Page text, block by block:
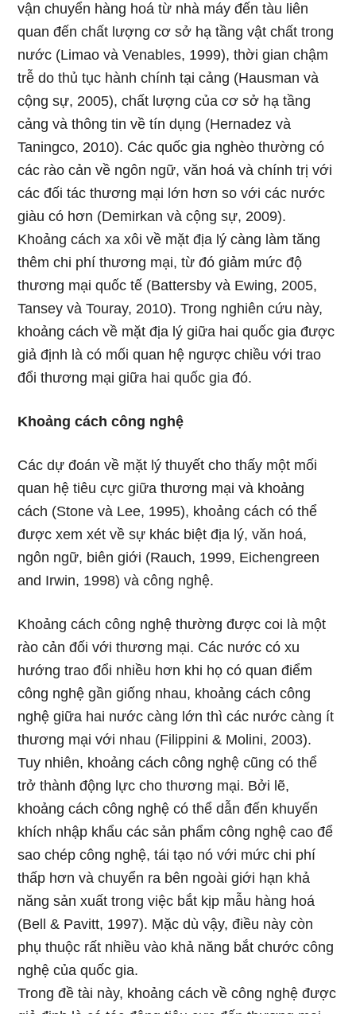
vận chuyển hàng hoá từ nhà máy đến tàu liên
quan đến chất lượng cơ sở hạ tầng vật chất trong
nước (Limao và Venables, 1999), thời gian chậm
trễ do thủ tục hành chính tại cảng (Hausman và
cộng sự, 2005), chất lượng của cơ sở hạ tầng
cảng và thông tin về tín dụng (Hernadez và
Taningco, 2010). Các quốc gia nghèo thường có
các rào cản về ngôn ngữ, văn hoá và chính trị với
các đối tác thương mại lớn hơn so với các nước
giàu có hơn (Demirkan và cộng sự, 2009).
Khoảng cách xa xôi về mặt địa lý càng làm tăng
thêm chi phí thương mại, từ đó giảm mức độ
thương mại quốc tế (Battersby và Ewing, 2005,
Tansey và Touray, 2010). Trong nghiên cứu này,
khoảng cách về mặt địa lý giữa hai quốc gia được
giả định là có mối quan hệ ngược chiều với trao
đổi thương mại giữa hai quốc gia đó.
Khoảng cách công nghệ
Các dự đoán về mặt lý thuyết cho thấy một mối
quan hệ tiêu cực giữa thương mại và khoảng
cách (Stone và Lee, 1995), khoảng cách có thể
được xem xét về sự khác biệt địa lý, văn hoá,
ngôn ngữ, biên giới (Rauch, 1999, Eichengreen
and Irwin, 1998) và công nghệ.
Khoảng cách công nghệ thường được coi là một
rào cản đối với thương mại. Các nước có xu
hướng trao đổi nhiều hơn khi họ có quan điểm
công nghệ gần giống nhau, khoảng cách công
nghệ giữa hai nước càng lớn thì các nước càng ít
thương mại với nhau (Filippini & Molini, 2003).
Tuy nhiên, khoảng cách công nghệ cũng có thể
trở thành động lực cho thương mại. Bởi lẽ,
khoảng cách công nghệ có thể dẫn đến khuyến
khích nhập khẩu các sản phẩm công nghệ cao để
sao chép công nghệ, tái tạo nó với mức chi phí
thấp hơn và chuyển ra bên ngoài giới hạn khả
năng sản xuất trong việc bắt kịp mẫu hàng hoá
(Bell & Pavitt, 1997). Mặc dù vậy, điều này còn
phụ thuộc rất nhiều vào khả năng bắt chước công
nghệ của quốc gia.
Trong đề tài này, khoảng cách về công nghệ được